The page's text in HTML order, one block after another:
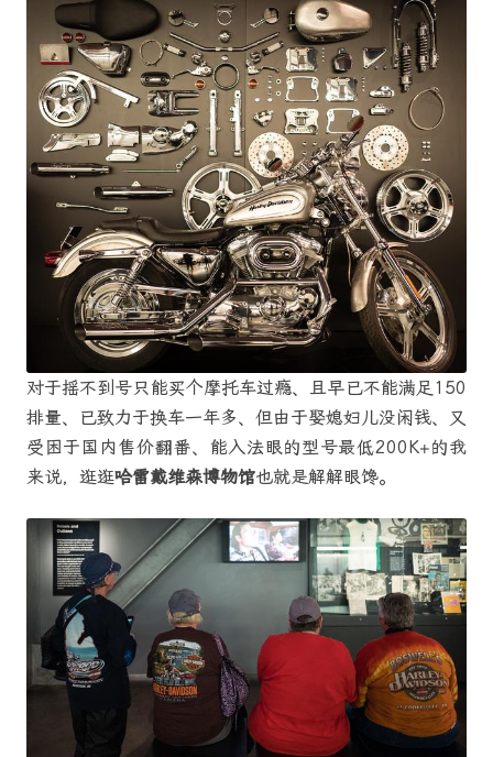
对于摇不到号只能买个摩托车过瘾、且早已不能满足150
排量、已致力于换车一年多、但由于娶媳妇儿没闲钱、又
受困于国内售价翻番、能入法眼的型号最低200K+的我
来说，逛逛哈雷戴维森博物馆也就是解解眼馋。